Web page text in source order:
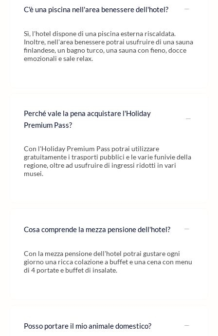
C'è una piscina nell'area benessere dell'hotel?
Sì, l'hotel dispone di una piscina esterna riscaldata.
Inoltre, nell'area benessere potrai usufruire di una sauna
finlandese, un bagno turco, una sauna con fieno, docce
emozionali e sale relax.
Perché vale la pena acquistare l'Holiday
Premium Pass?
Con l'Holiday Premium Pass potrai utilizzare
gratuitamente i trasporti pubblici e le varie funivie della
regione, oltre ad usufruire di ingressi ridotti in vari
musei.
Cosa comprende la mezza pensione dell'hotel?
Con la mezza pensione dell'hotel potrai gustare ogni
giorno una ricca colazione a buffet e una cena con menu
di 4 portate e buffet di insalate.
Posso portare il mio animale domestico?